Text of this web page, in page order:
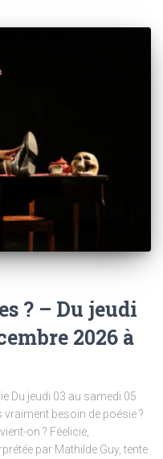
? – Du jeudi
2026 à
Du jeudi 03 au samedi 05
besoin de poésie ?
on ? Féelicie,
par Mathilde Guy, tente